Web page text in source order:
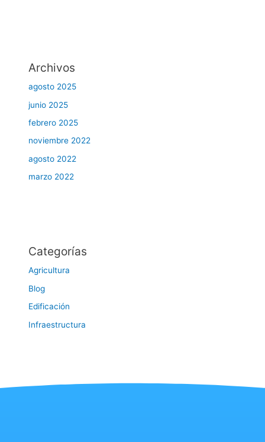
Archivos
agosto 2025
junio 2025
febrero 2025
noviembre 2022
agosto 2022
marzo 2022
Categorías
Agricultura
Blog
Edificación
Infraestructura